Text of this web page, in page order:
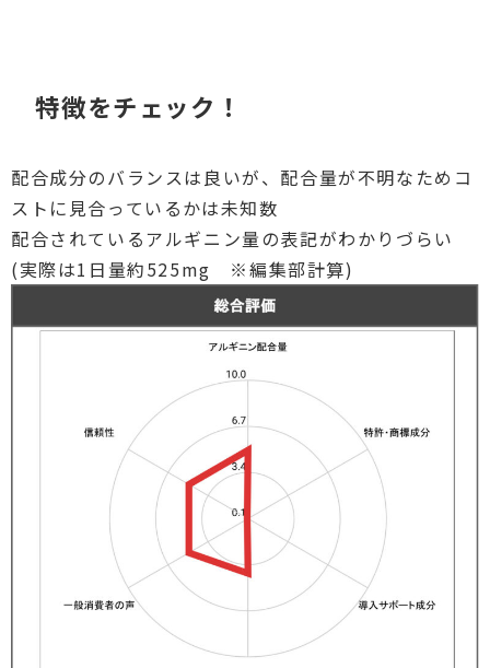
特徴をチェック！
配合成分のバランスは良いが、配合量が不明なためコ
ストに見合っているかは未知数
配合されているアルギニン量の表記がわかりづらい
(実際は1日量約525mg ※編集部計算)